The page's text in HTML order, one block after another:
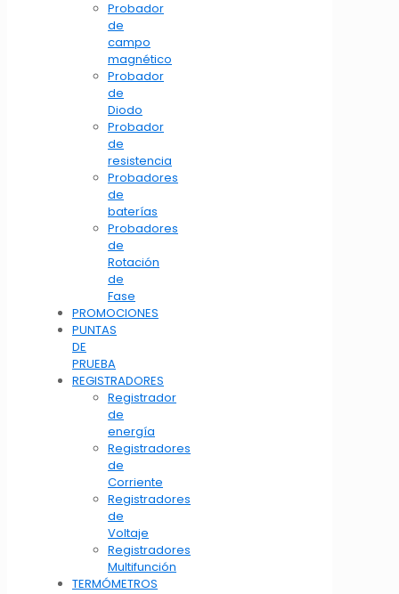
Probador
de
campo
magnético
Probador
de
Diodo
Probador
de
resistencia
Probadores
de
baterías
Probadores
de
Rotación
de
Fase
PROMOCIONES
PUNTAS
DE
PRUEBA
REGISTRADORES
Registrador
de
energía
Registradores
de
Corriente
Registradores
de
Voltaje
Registradores
Multifunción
TERMÓMETROS